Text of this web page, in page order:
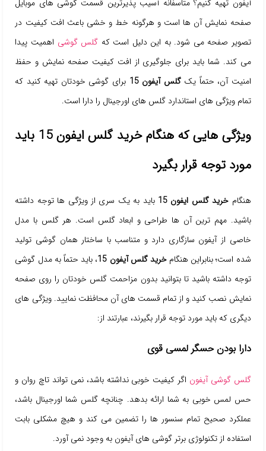
آیفون تهیه کنیم؟ متاسفانه آسیب پذیرترین قسمت گوشی های موبایل
صفحه نمایش آن ها است و هرگونه خط و خشی باعث افت کیفیت در
تصویر صفحه می شود. به این دلیل است که گلس گوشی اهمیت پیدا
می کند. شما باید برای جلوگیری از افت کیفیت صفحه نمایش و حفظ
امنیت آن، حتماً یکگلس آیفون 15
برای گوشی خودتان تهیه کنید که
تمام ویژگی های استاندارد گلس های اورجینال را دارا است.
ویژگی هایی که هنگام خرید گلس ایفون 15 باید
مورد توجه قرار بگیرد
هنگام خرید گلس ایفون 15
باید به یک سری از ویژگی ها توجه داشته
باشید. مهم ترین آن ها طراحی و ابعاد گلس است. هر گلس با مدل
خاصی از آیفون سازگاری دارد و متناسب با ساختار همان گوشی تولید
شده است؛ بنابراین هنگامخرید گلس آیفون 15
، باید حتماً به مدل گوشی
توجه داشته باشید تا بتوانید بدون مزاحمت گلس خودتان را روی صفحه
نمایش نصب کنید و از تمام قسمت های آن محافظت نمایید. ویژگی های
دیگری که باید مورد توجه قرار بگیرند، عبارتند از:
دارا بودن حسگر لمسی قوی
گلس گوشی آیفون اگر کیفیت خوبی نداشته باشد، نمی تواند تاچ روان و
حس لمس خوبی به شما ارائه بدهد. چنانچه گلس شما اورجینال باشد،
عملکرد صحیح تمام سنسور ها را تضمین می کند و هیچ مشکلی بابت
استفاده از تکنولوژی برتر گوشی های آیفون به وجود نمی آورد.